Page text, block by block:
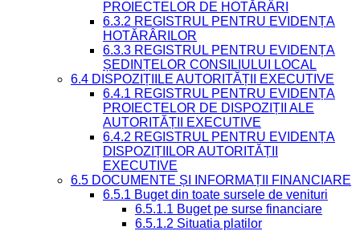
PROIECTELOR DE HOTĂRÂRI
6.3.2 REGISTRUL PENTRU EVIDENȚA
HOTĂRÂRILOR
6.3.3 REGISTRUL PENTRU EVIDENȚA
ȘEDINȚELOR CONSILIULUI LOCAL
6.4 DISPOZIȚIILE AUTORITĂȚII EXECUTIVE
6.4.1 REGISTRUL PENTRU EVIDENȚA
PROIECTELOR DE DISPOZIȚII ALE
AUTORITĂȚII EXECUTIVE
6.4.2 REGISTRUL PENTRU EVIDENȚA
DISPOZIȚIILOR AUTORITĂȚII
EXECUTIVE
6.5 DOCUMENTE ȘI INFORMAȚII FINANCIARE
6.5.1 Buget din toate sursele de venituri
6.5.1.1 Buget pe surse financiare
6.5.1.2 Situatia platilor